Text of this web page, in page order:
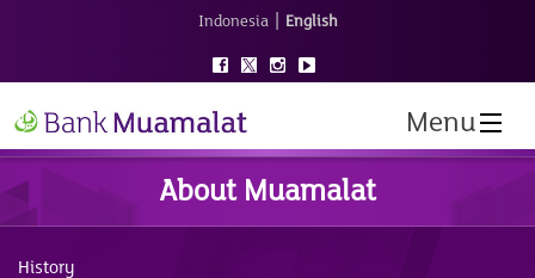
Indonesia | English
Menu
About Muamalat
History